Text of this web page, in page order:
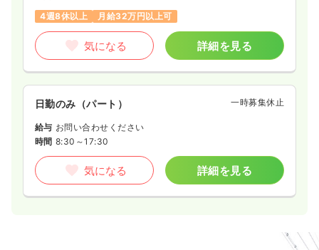
4週8休以上
月給32万円以上可
気になる 詳細を見る
日勤のみ（パート） 一時募集休止
給与 お問い合わせください
時間 8:30～17:30
気になる 詳細を見る